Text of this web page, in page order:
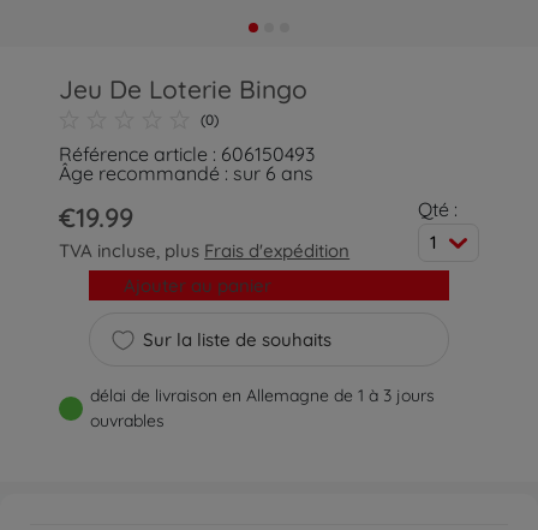
Jeu De Loterie Bingo
(0)
Référence article : 606150493
Âge recommandé : sur 6 ans
€19.99
TVA incluse, plus Frais d'expédition
Qté :
1
Sur la liste de souhaits
Ajouter au panier
délai de livraison en Allemagne de 1 à 3 jours
ouvrables